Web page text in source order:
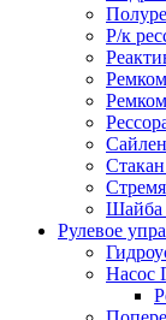
Р/к
Шайба
Рулевое
Насос